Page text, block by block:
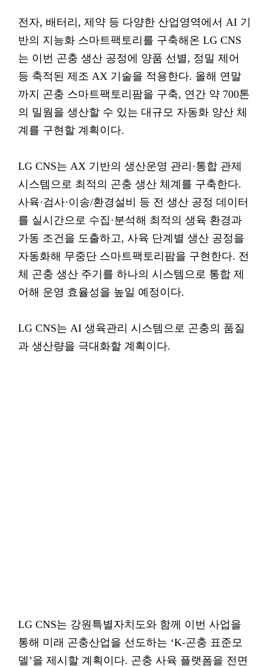
전자, 배터리, 제약 등 다양한 산업영역에서 AI 기
반의 지능화 스마트팩토리를 구축해온 LG CNS
는 이번 곤충 생산 공정에 양품 선별, 정밀 제어
등 축적된 제조 AX 기술을 적용한다. 올해 연말
까지 곤충 스마트팩토리팜을 구축, 연간 약 700톤
의 밀웜을 생산할 수 있는 대규모 자동화 양산 체
계를 구현할 계획이다.
LG CNS는 AX 기반의 생산운영 관리·통합 관제
시스템으로 최적의 곤충 생산 체계를 구축한다.
사육·검사·이송/환경설비 등 전 생산 공정 데이터
를 실시간으로 수집·분석해 최적의 생육 환경과
가동 조건을 도출하고, 사육 단계별 생산 공정을
자동화해 무중단 스마트팩토리팜을 구현한다. 전
체 곤충 생산 주기를 하나의 시스템으로 통합 제
어해 운영 효율성을 높일 예정이다.
LG CNS는 AI 생육관리 시스템으로 곤충의 품질
과 생산량을 극대화할 계획이다.
LG CNS는 강원특별자치도와 함께 이번 사업을
통해 미래 곤충산업을 선도하는 ‘K-곤충 표준모
델’을 제시할 계획이다. 곤충 사육 플랫폼을 전면